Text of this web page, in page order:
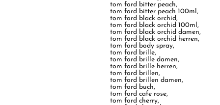
tom ford bitter peach,
tom ford bitter peach 100ml,
tom ford black orchid,
tom ford black orchid 100ml,
tom ford black orchid damen,
tom ford black orchid herren,
tom ford body spray,
tom ford brille,
tom ford brille damen,
tom ford brille herren,
tom ford brillen,
tom ford brillen damen,
tom ford buch,
tom ford cafe rose,
tom ford cherry,